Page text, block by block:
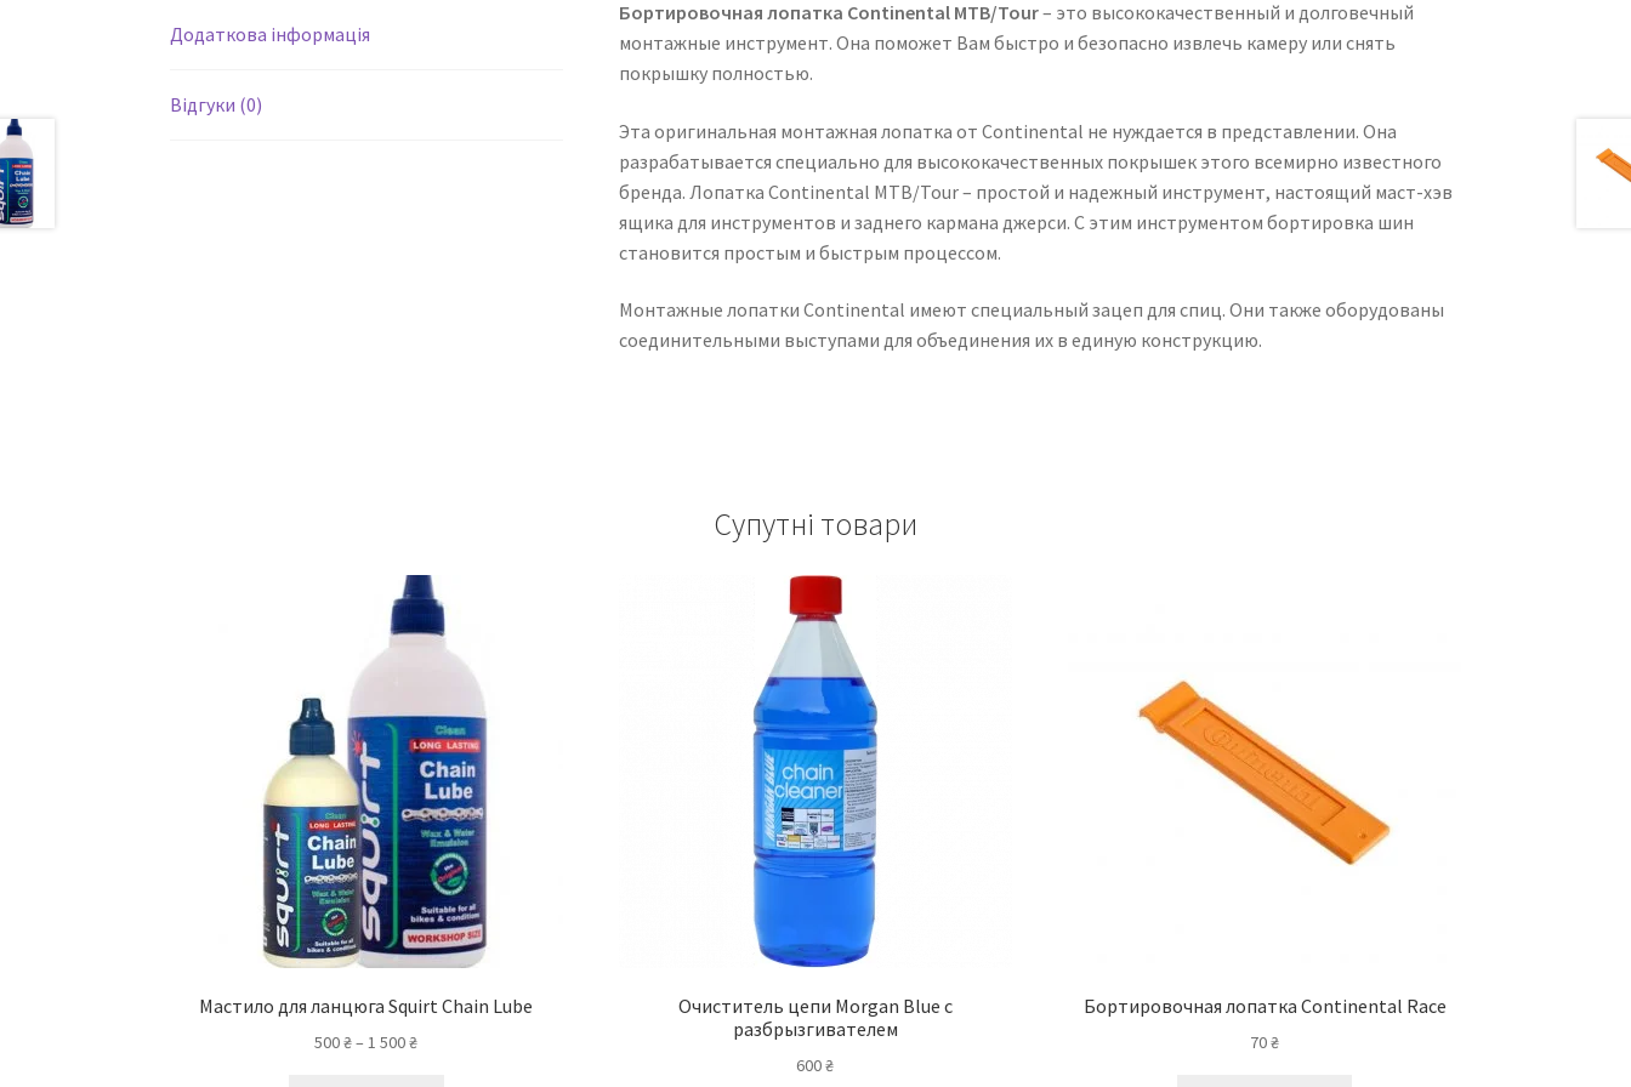
Додаткова інформація
Відгуки (0)
Бортировочная лопатка Continental MTB/Tour– это высококачественный и долговечный
монтажные инструмент. Она поможет Вам быстро и безопасно извлечь камеру или снять
покрышку полностью.
Эта оригинальная монтажная лопатка от Continental не нуждается в представлении. Она
разрабатывается специально для высококачественных покрышек этого всемирно известного
бренда. Лопатка Continental MTB/Tour – простой и надежный инструмент, настоящий маст-хэв
ящика для инструментов и заднего кармана джерси. С этим инструментом бортировка шин
становится простым и быстрым процессом.
Монтажные лопатки Continental имеют специальный зацеп для спиц. Они также оборудованы
соединительными выступами для объединения их в единую конструкцию.
Супутні товари
Мастило для ланцюга Squirt Chain Lube
500₴– 1 500₴Діапазон
Очиститель цепи Morgan Blue с
разбрызгивателем
600₴
Бортировочная лопатка Continental Race
70₴